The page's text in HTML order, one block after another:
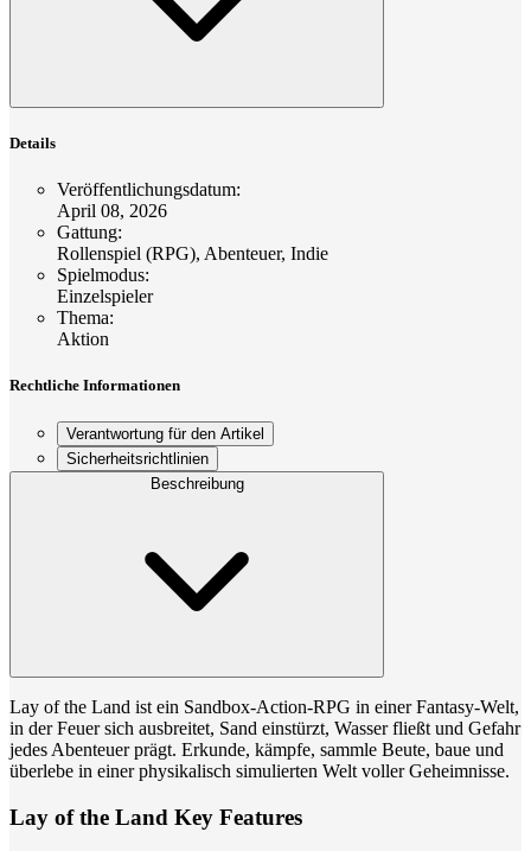
Details
Veröffentlichungsdatum:
April 08, 2026
Gattung:
Rollenspiel (RPG), Abenteuer, Indie
Spielmodus:
Einzelspieler
Thema:
Aktion
Rechtliche Informationen
Verantwortung für den Artikel
Sicherheitsrichtlinien
Beschreibung
Lay of the Land ist ein Sandbox-Action-RPG in einer Fantasy-Welt,
in der Feuer sich ausbreitet, Sand einstürzt, Wasser fließt und Gefahr
jedes Abenteuer prägt. Erkunde, kämpfe, sammle Beute, baue und
überlebe in einer physikalisch simulierten Welt voller Geheimnisse.
Lay of the Land Key Features